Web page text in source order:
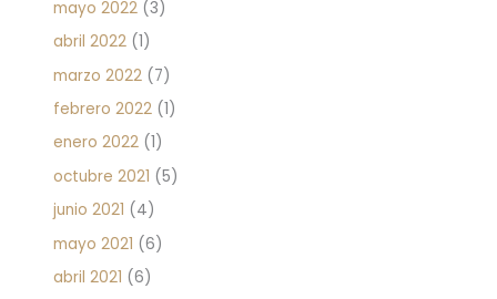
mayo 2022 (3)
abril 2022 (1)
marzo 2022 (7)
febrero 2022 (1)
enero 2022 (1)
octubre 2021 (5)
junio 2021 (4)
mayo 2021 (6)
abril 2021 (6)